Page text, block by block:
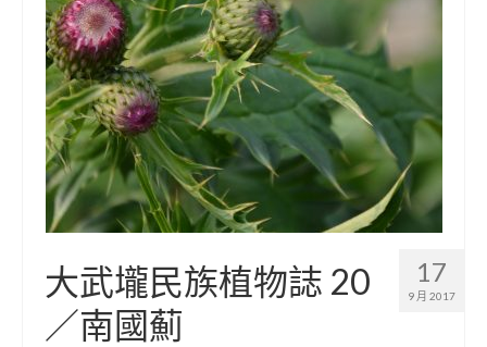
17
9 月 2017
大武壠民族植物誌 20
／南國薊